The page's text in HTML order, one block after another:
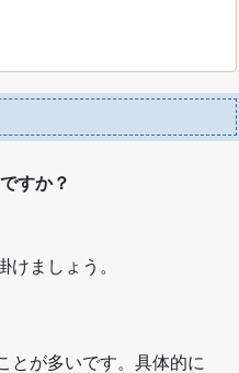
すか？
ましょう。
とが多いです。具体的に